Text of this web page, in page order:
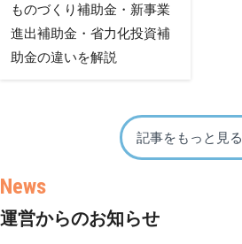
ものづくり補助金・新事業
進出補助金・省力化投資補
助金の違いを解説
記事をもっと見る
運営からのお知らせ